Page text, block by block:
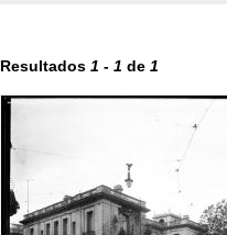
Resultados 1 - 1 de 1